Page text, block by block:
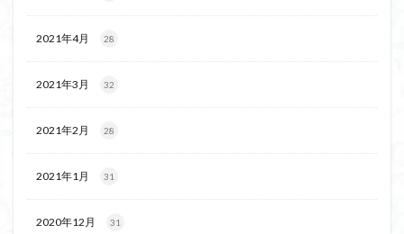
2021年4月 28
2021年3月 32
2021年2月 28
2021年1月 31
2020年12月 31